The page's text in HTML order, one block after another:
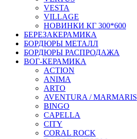
VESTA
VILLAGE
НОВИНКИ КГ 300*600
БЕРЕЗАКЕРАМИКА
БОРДЮРЫ МЕТАЛЛ
БОРДЮРЫ РАСПРОДАЖА
ВОГ-КЕРАМИКА
ACTION
ANIMA
ARTO
AVENTURA / MARMARIS
BINGO
CAPELLA
CITY
CORAL ROCK